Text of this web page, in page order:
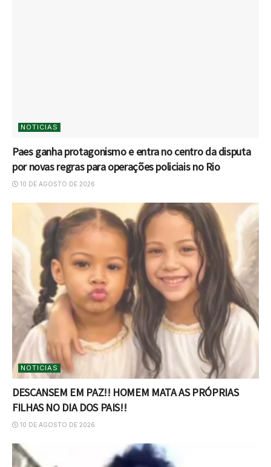
NOTICIAS
Paes ganha protagonismo e entra no centro da disputa
por novas regras para operações policiais no Rio
10 DE AGOSTO DE 2026
NOTICIAS
DESCANSEM EM PAZ!! HOMEM MATA AS PRÓPRIAS
FILHAS NO DIA DOS PAIS!!
10 DE AGOSTO DE 2026